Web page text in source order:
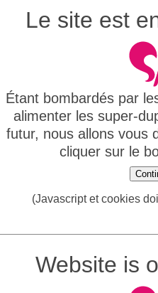
Le site est
Étant bombardés par
alimenter les super-
futur, nous allons vous
cliquer sur le
(Javascript et cookies
Website is